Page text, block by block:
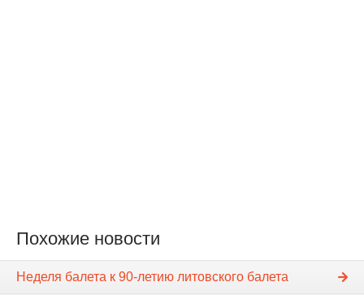
Похожие новости
Неделя балета к 90-летию литовского балета